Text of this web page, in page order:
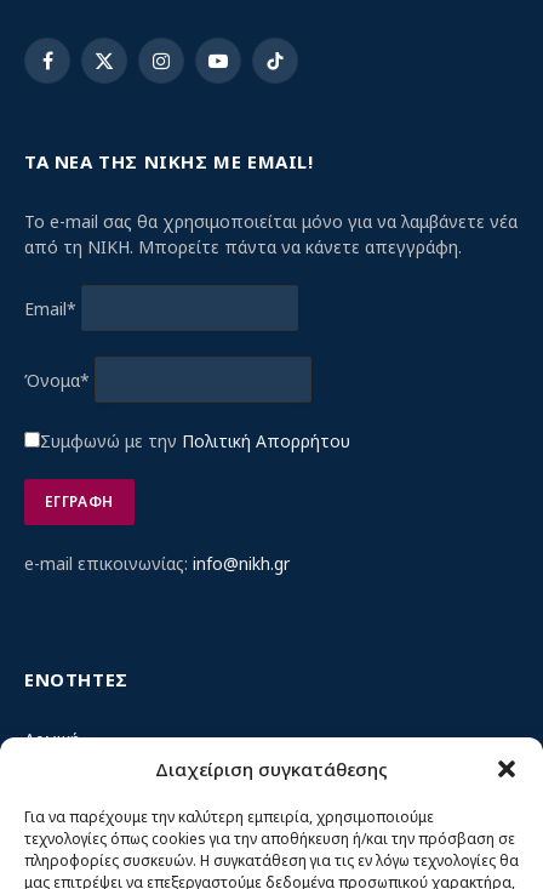
Διαχείριση συγκατάθεσης
Για να παρέχουμε την καλύτερη εμπειρία, χρησιμοποιούμε
τεχνολογίες όπως cookies για την αποθήκευση ή/και την πρόσβαση σε
πληροφορίες συσκευών. Η συγκατάθεση για τις εν λόγω τεχνολογίες θα
μας επιτρέψει να επεξεργαστούμε δεδομένα προσωπικού χαρακτήρα,
Facebook
X
InstagramYouTubeTikTok
ΤΑ ΝΕΑ ΤΗΣ ΝΙΚΗΣ ΜΕ EMAIL!
Το e-mail σας θα χρησιμοποιείται μόνο για να λαμβάνετε νέα
από τη ΝΙΚΗ. Μπορείτε πάντα να κάνετε απεγγράφη.
Email*
Όνομα*
Συμφωνώ με την Πολιτική Απορρήτου
e-mail επικοινωνίας: info@nikh.gr
ΕΝΟΤΗΤΕΣ
Αρχική
Κίνημα ΝΙΚΗ – Ποιοι είμαστε, αρχές & δράση
Θέσεις
Πρόσωπα